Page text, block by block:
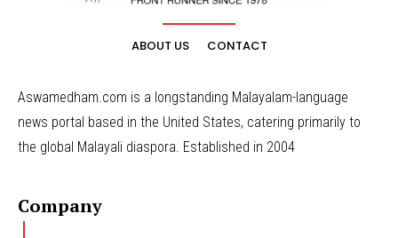
ABOUT US CONTACT
Aswamedham.com is a longstanding Malayalam-language
news portal based in the United States, catering primarily to
the global Malayali diaspora. Established in 2004
Company